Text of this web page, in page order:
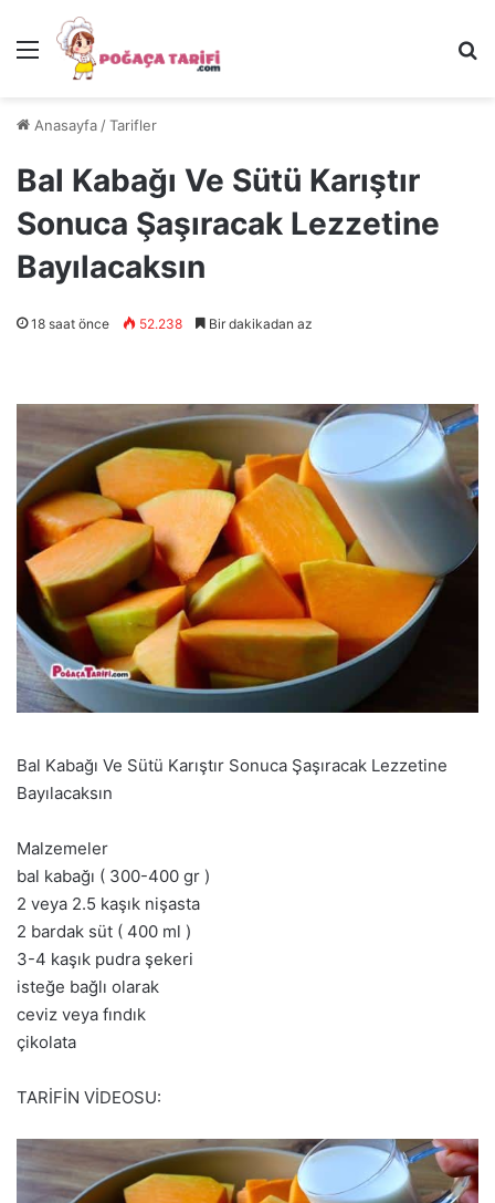
Menü
Anasayfa /Tarifler
Bal Kabağı Ve Sütü Karıştır
Sonuca Şaşıracak Lezzetine
Bayılacaksın
18 saat önce 52.238 Bir dakikadan az
Bal Kabağı Ve Sütü Karıştır Sonuca Şaşıracak Lezzetine
Bayılacaksın
Malzemeler
bal kabağı ( 300-400 gr )
2 veya 2.5 kaşık nişasta
2 bardak süt ( 400 ml )
3-4 kaşık pudra şekeri
isteğe bağlı olarak
ceviz veya fındık
çikolata
TARİFİN VİDEOSU: